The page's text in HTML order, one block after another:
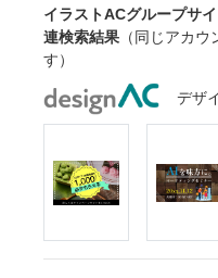
イラストACグループサ
連検索結果 （同じアカ
す）
デザ